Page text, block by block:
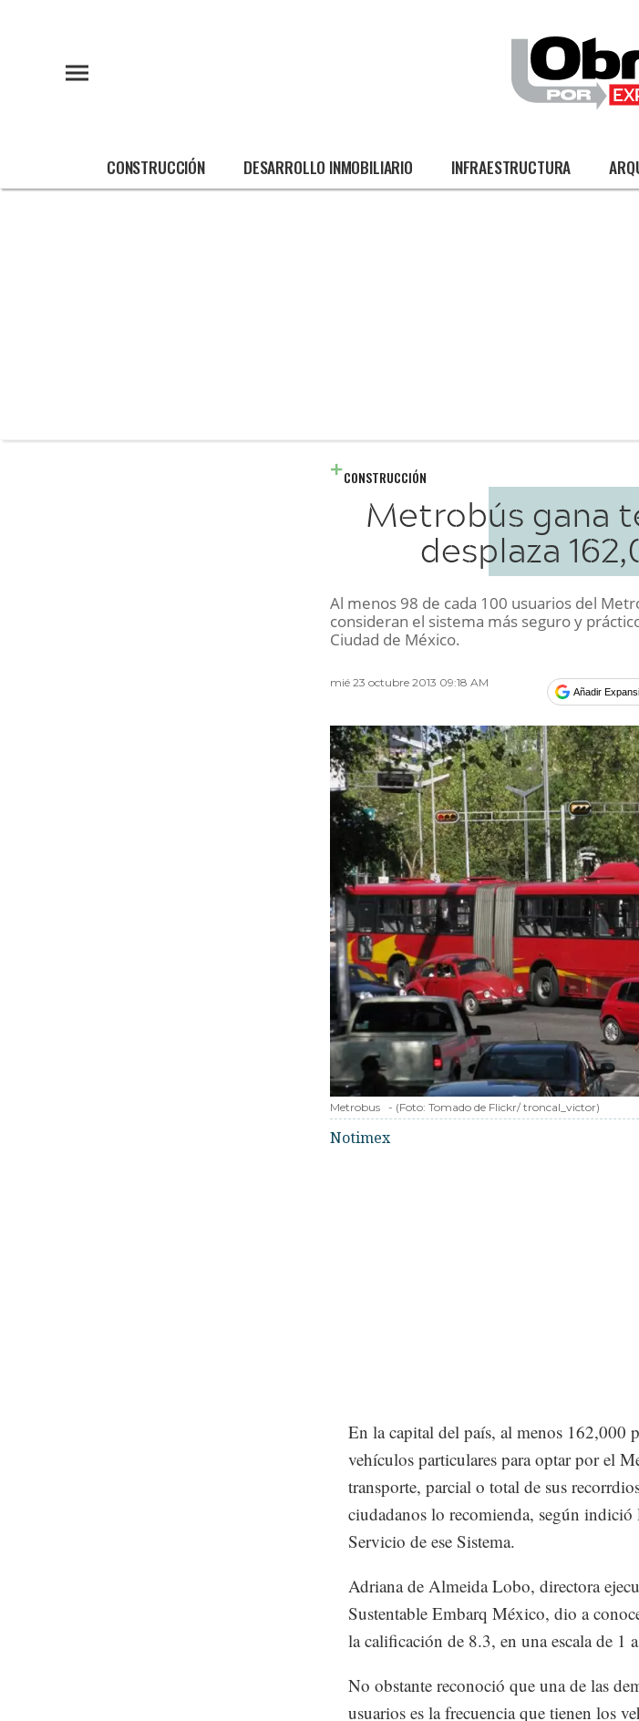
CONSTRUCCIÓN DESARROLLO INMOBILIARIO INFRAESTRUCTURA
CONSTRUCCIÓN
Metrobús gana
desplaza
Al menos 98 de cada 100 usuarios del
consideran el sistema más seguro y
Ciudad de México.
mié 23 octubre 2013 09:18 AM
Añadir
Metrobus - (Foto: Tomado de Flickr/ troncal_victor)
Notimex
En la capital del país, al menos 162,000
vehículos particulares para optar por el
transporte, parcial o total de sus
ciudadanos lo recomienda, según
Servicio de ese Sistema.
Adriana de Almeida Lobo, directora
Sustentable Embarq México, dio a
la calificación de 8.3, en una escala de
No obstante reconoció que una de las
usuarios es la frecuencia que tienen los